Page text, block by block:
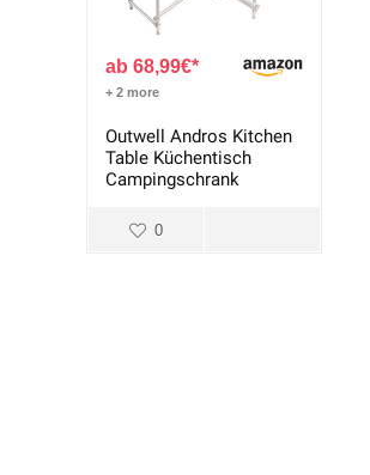
68,99€
+ 2 more
Outwell Andros Kitchen
Table Küchentisch
Campingschrank
0